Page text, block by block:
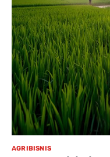
AGRIBISNIS